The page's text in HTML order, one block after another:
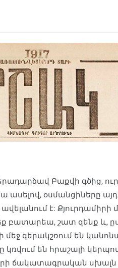
Բաքվի գծից,
ասելով, օսմանցիները
է: Քյուրդամիրի
բատարեա, շատ զենք և,
գերակշռում են
են հրաշալի
ճակատագրական սխալն